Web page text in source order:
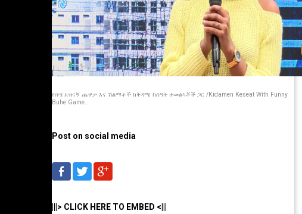
የቡሄ አዝናኝ ጨዋታ እና ሽልማቶች ከቅዳሜ ከሰዓት ተመልካቾች ጋር /Kidamen Keseat With Funny
Buhe Game...
Post on social media
|||> CLICK HERE TO EMBED <|||